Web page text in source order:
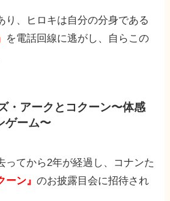
り、ヒロキは自分の分身である
を電話回線に逃がし、自らこの
・アークとコクーン〜体感
ゲーム〜
ってから2年が経過し、コナンた
ーン』のお披露目会に招待され